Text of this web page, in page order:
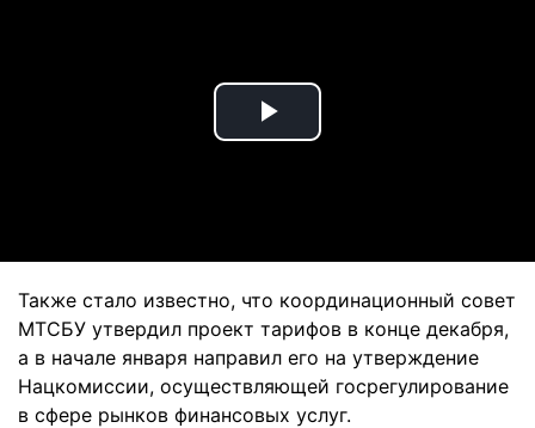
Play
Также стало известно, что координационный совет
МТСБУ утвердил проект тарифов в конце декабря,
а в начале января направил его на утверждение
Нацкомиссии, осуществляющей госрегулирование
в сфере рынков финансовых услуг.